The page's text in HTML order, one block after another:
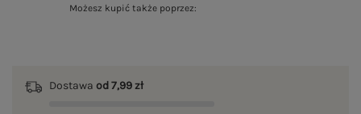
Możesz kupić także poprzez:
Dostawa od 7,99 zł